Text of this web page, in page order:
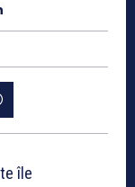
île